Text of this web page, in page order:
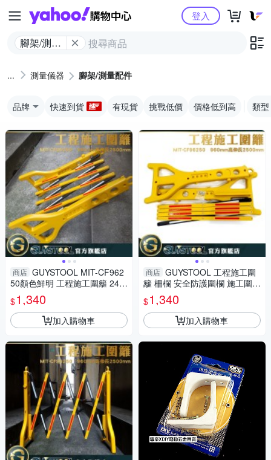
Yahoo購物中心
腳架/測量
登入
測量儀器 腳架/測量配件
品牌 快速到貨 有現貨 挑戰低價 價格低到高 類型
商店 GUYSTOOL MIT-CF962
50顏色鮮明 工程施工圍籬 240
~2500mm 摺疊護欄 醒目 室外
裝修 安全防護圍欄
$1,340
加入購物車
商店 GUYSTOOL 工程施工圍
籬 柵欄 安全防護圍欄 施工圍欄
摺疊護欄 警示隔離 耐水耐腐 M
IT-CF96250
$1,340
加入購物車